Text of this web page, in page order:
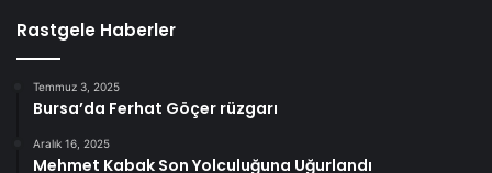
Rastgele Haberler
Temmuz 3, 2025
Bursa’da Ferhat Göçer rüzgarı
Aralık 16, 2025
Mehmet Kabak Son Yolculuğuna Uğurlandı